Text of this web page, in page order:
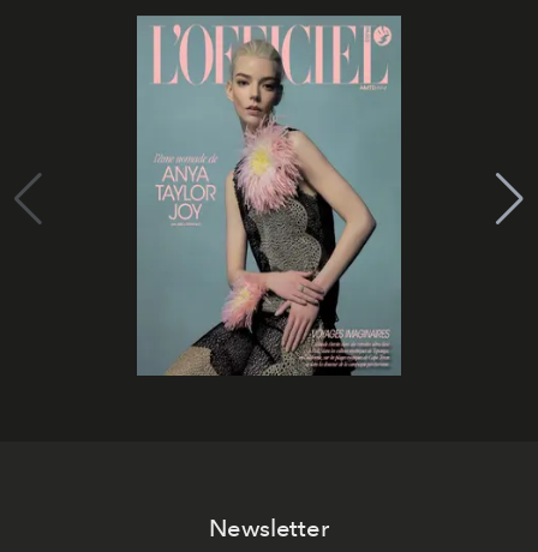
Newsletter